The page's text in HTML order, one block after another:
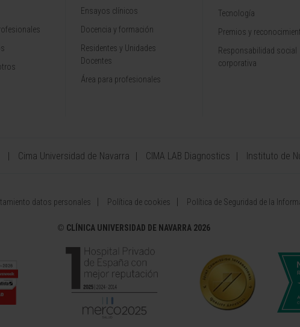
Ensayos clínicos
Docencia y formación
Residentes y Unidades
Docentes
Área para profesionales
Tecnología
Premios y
Responsabilidad social
corporativa
Cima Universidad de Navarra CIMA LAB Diagnostics Instituto de
datos personales Política de cookies Política de Seguridad de la
© CLÍNICA UNIVERSIDAD DE NAVARRA 2026